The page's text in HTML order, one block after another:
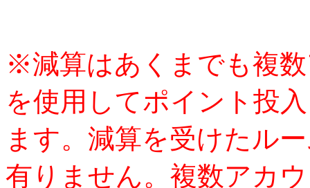
※減算はあくまでも複
を使用してポイント投
ます。減算を受けたル
有りません。複数アカ